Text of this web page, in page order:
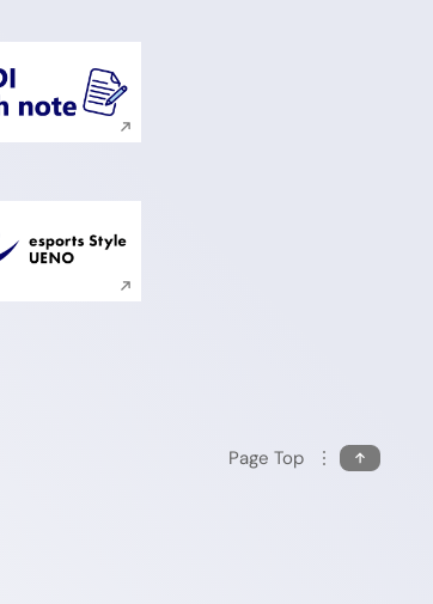
新規ウィンドウで開く
新規ウィンドウで開く
Page Top